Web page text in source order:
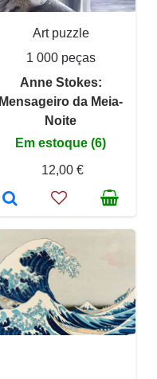
Art puzzle
1 000 peças
Anne Stokes:
Mensageiro da Meia-
Noite
Em estoque (6)
12,00 €